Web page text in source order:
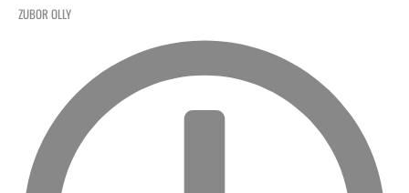
ZUBOR OLLY